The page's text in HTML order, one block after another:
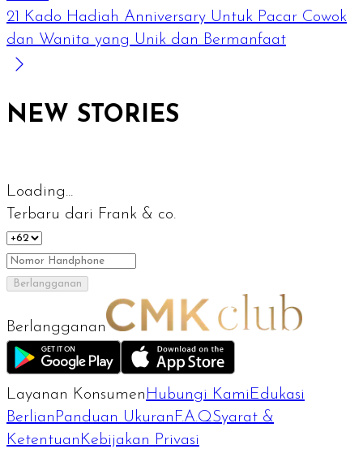
21 Kado Hadiah Anniversary Untuk Pacar Cowok
dan Wanita yang Unik dan Bermanfaat
NEW STORIES
Loading...
Terbaru dari Frank & co.
Berlangganan
Berlangganan
Layanan Konsumen Hubungi Kami Edukasi
Berlian Panduan Ukuran F.A.QSyarat &
Ketentuan Kebijakan Privasi